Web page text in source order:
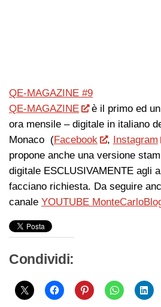
QE-MAGAZINE #9
QE-MAGAZINE
è il primo ed
ora mensile – digitale in italiano
Monaco (Facebook , Instagram
propone anche una versione
digitale ESCLUSIVAMENTE agli
facciano richiesta. Da seguire
canale YOUTUBE
Condividi: